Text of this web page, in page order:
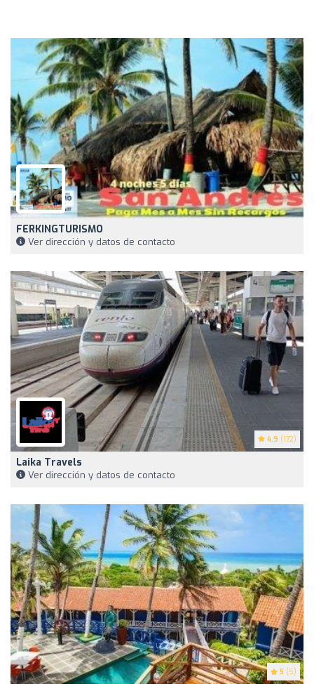
FERKINGTURISMO
Ver dirección y datos de contacto
4.9 (172)
Laika Travels
Ver dirección y datos de contacto
5 (5)